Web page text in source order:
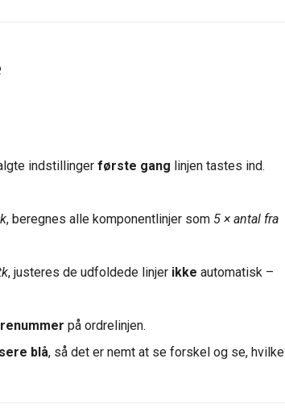
indstillinger første gang linjen tastes ind.
, beregnes alle komponentlinjer som 5 × antal fra
, justeres de udfoldede linjer ikke automatisk –
på ordrelinjen.
blå, så det er nemt at se forskel og se, hvilke